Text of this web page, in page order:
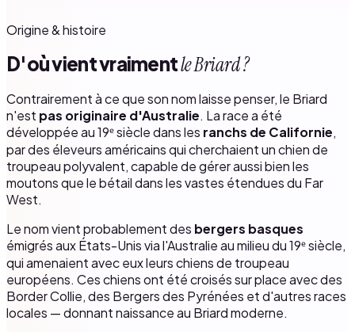
Origine & histoire
D'où vient vraimentle Briard ?
Contrairement à ce que son nom laisse penser, le Briard
n'est pas originaire d'Australie. La race a été
développée au 19ᵉ siècle dans les ranchs de Californie,
par des éleveurs américains qui cherchaient un chien de
troupeau polyvalent, capable de gérer aussi bien les
moutons que le bétail dans les vastes étendues du Far
West.
Le nom vient probablement des bergers basques
émigrés aux États-Unis via l'Australie au milieu du 19ᵉ siècle,
qui amenaient avec eux leurs chiens de troupeau
européens. Ces chiens ont été croisés sur place avec des
Border Collie, des Bergers des Pyrénées et d'autres races
locales — donnant naissance au Briard moderne.